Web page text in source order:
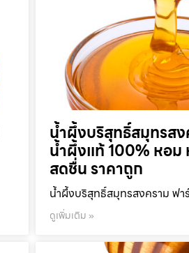
น้ำผึ้งบริสุทธิ์สมุทรส
น้ำผึ้งแท้ 100% หอม
สดชื่น ราคาถูก
น้ำผึ้งบริสุทธิ์สมุทรสงคราม ฟา
ดูเพิ่มเติม »